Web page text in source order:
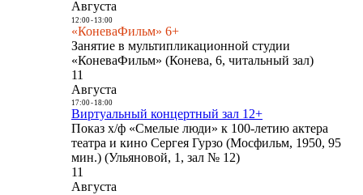
Августа
12:00- 13:00
«КоневаФильм» 6+
Занятие в мультипликационной студии
«КоневаФильм» (Конева, 6, читальный зал)
11
Августа
17:00- 18:00
Виртуальный концертный зал 12+
Показ х/ф «Смелые люди» к 100-летию актера
театра и кино Сергея Гурзо (Мосфильм, 1950, 95
мин.) (Ульяновой, 1, зал № 12)
11
Августа